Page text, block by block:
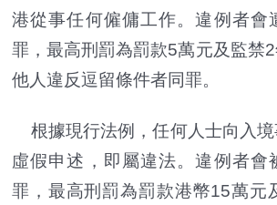
港從事任何僱傭工作。違例者會
罪，最高刑罰為罰款5萬元及監禁
他人違反逗留條件者同罪。
根據現行法例，任何人士向入境
虛假申述，即屬違法。違例者會
罪，最高刑罰為罰款港幣15萬元